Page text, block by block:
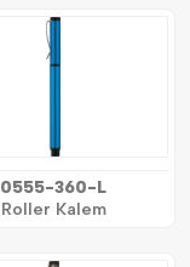
0555-360-L
Roller Kalem